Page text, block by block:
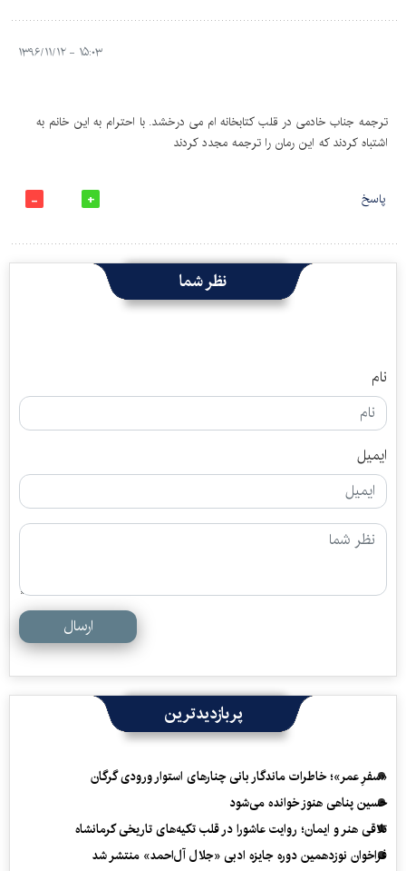
۱۵:۰۳ - ۱۳۹۶/۱۱/۱۲
ترجمه جناب خادمی در قلب کتابخانه ام می درخشد. با احترام به این خانم به
اشتباه کردند که این رمان را ترجمه مجدد کردند
پاسخ
نظر شما
نام
ایمیل
ارسال
پربازدیدترین
«سفرِ عمر»؛ خاطرات ماندگار بانی چنارهای استوار ورودی گرگان
حسین پناهی هنوز خوانده می‌شود
تلاقی هنر و ایمان؛ روایت عاشورا در قلب تکیه‌های تاریخی کرمانشاه
فراخوان نوزدهمین دوره جایزه ادبی «جلال آل‌احمد» منتشر شد